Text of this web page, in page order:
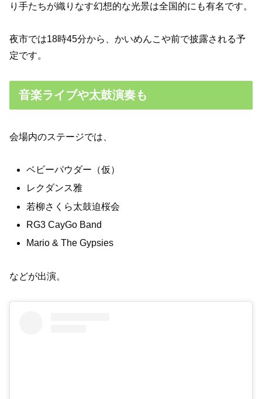
り手たちが織りなす幻想的な光景は全国的にも有名です。
夜市では18時45分から、かいめんこや前で披露される予
定です。
音楽ライブや太鼓演奏も
会場内のステージでは、
ベビーパウダー（仮）
レクダンス雅
若柳さくら太鼓迫桜会
RG3 CayGo Band
Mario & The Gypsies
などが出演。